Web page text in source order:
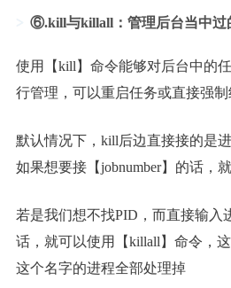
⑥.kill与killall：管理后台当中过
使用【kill】命令能够对后台中的
行管理，可以重启任务或直接强制
默认情况下，kill后边直接接的是
如果想要接【jobnumber】的话，
若是我们想不找PID，而直接输入
话，就可以使用【killall】命令，
这个名字的进程全部处理掉